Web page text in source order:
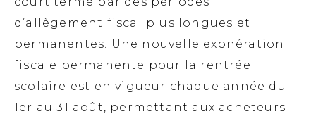
d’allègement fiscal plus longues et
permanentes. Une nouvelle exonération
fiscale permanente pour la rentrée
scolaire est en vigueur chaque année du
1er au 31 août, permettant aux acheteurs